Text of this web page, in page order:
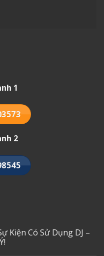
1
2
Kiện Có Sử Dụng DJ –